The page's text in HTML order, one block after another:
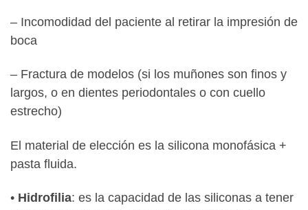
– Incomodidad del paciente al retirar la impresión de
boca
– Fractura de modelos (si los muñones son finos y
largos, o en dientes periodontales o con cuello
estrecho)
El material de elección es la silicona monofásica +
pasta fluida.
• Hidrofilia: es la capacidad de las siliconas a tener